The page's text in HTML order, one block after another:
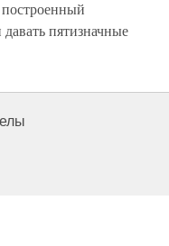
пятизначные